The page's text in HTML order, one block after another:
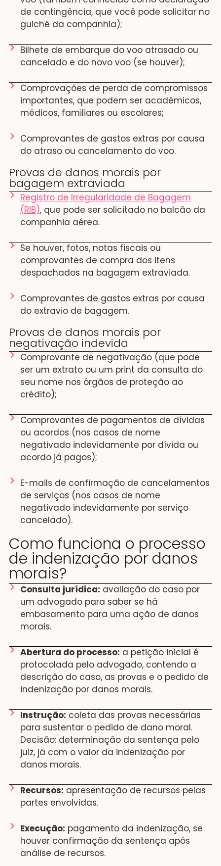
de contingência, que você pode solicitar no
guichê da companhia);
Bilhete de embarque do voo atrasado ou
cancelado e do novo voo (se houver);
Comprovações de perda de compromissos
importantes, que podem ser acadêmicos,
médicos, familiares ou escolares;
Comprovantes de gastos extras por causa
do atraso ou cancelamento do voo.
Provas de danos morais por
bagagem extraviada
Registro de Irregularidade de Bagagem
(RIB), que pode ser solicitado no balcão da
companhia aérea.
Se houver, fotos, notas fiscais ou
comprovantes de compra dos itens
despachados na bagagem extraviada.
Comprovantes de gastos extras por causa
do extravio de bagagem.
Provas de danos morais por
negativação indevida
Comprovante de negativação (que pode
ser um extrato ou um print da consulta do
seu nome nos órgãos de proteção ao
crédito);
Comprovantes de pagamentos de dívidas
ou acordos (nos casos de nome
negativado indevidamente por dívida ou
acordo já pagos);
E-mails de confirmação de cancelamentos
de serviços (nos casos de nome
negativado indevidamente por serviço
cancelado).
Como funciona o processo
de indenização por danos
morais?
Consulta jurídica: avaliação do caso por
um advogado para saber se há
embasamento para uma ação de danos
morais.
Abertura do processo: a petição inicial é
protocolada pelo advogado, contendo a
descrição do caso, as provas e o pedido de
indenização por danos morais.
Instrução: coleta das provas necessárias
para sustentar o pedido de dano moral.
Decisão: determinação da sentença pelo
juiz, já com o valor da indenização por
danos morais.
Recursos: apresentação de recursos pelas
partes envolvidas.
Execução: pagamento da indenização, se
houver confirmação da sentença após
análise de recursos.